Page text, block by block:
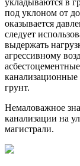
укладываются в
под уклоном от
оказывается
следует
выдержать
агрессивному
грунт.
Немаловажное
канализации на
магистрали.